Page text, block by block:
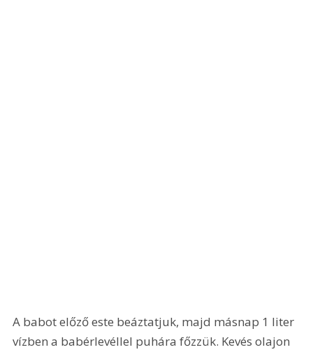
A babot előző este beáztatjuk, majd másnap 1 liter
vízben a babérlevéllel puhára főzzük. Kevés olajon